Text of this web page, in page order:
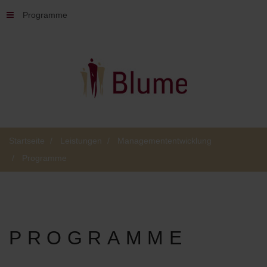
Programme
Startseite Leistungen
Managemententwicklung
Programme
PROGRAMME